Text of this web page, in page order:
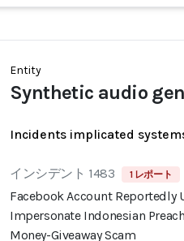
Entity
Synthetic audio
Incidents implicated
インシデント 1483 1 レポート
Facebook Account Reportedly
Impersonate Indonesian
Money-Giveaway Scam